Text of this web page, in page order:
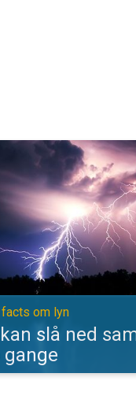
ned samme sted to
om lyn
slå ned